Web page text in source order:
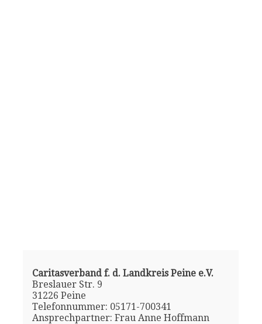
Caritasverband f. d. Landkreis Peine e.V.
Breslauer Str. 9
31226 Peine
Telefonnummer: 05171-700341
Ansprechpartner: Frau Anne Hoffmann